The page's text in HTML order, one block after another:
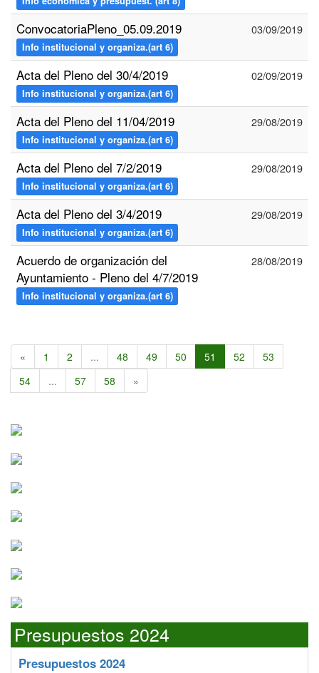
ConvocatoriaPleno_05.09.2019
Info institucional y organiza.(art 6)
03/09/2019
Acta del Pleno del 30/4/2019
Info institucional y organiza.(art 6)
02/09/2019
Acta del Pleno del 11/04/2019
Info institucional y organiza.(art 6)
29/08/2019
Acta del Pleno del 7/2/2019
Info institucional y organiza.(art 6)
29/08/2019
Acta del Pleno del 3/4/2019
Info institucional y organiza.(art 6)
29/08/2019
Acuerdo de organización del
Ayuntamiento - Pleno del 4/7/2019
Info institucional y organiza.(art 6)
28/08/2019
« 1 2 ... 48 49 50 51 52
53
54
... 57 58 »
Presupuestos 2024
Presupuestos 2024